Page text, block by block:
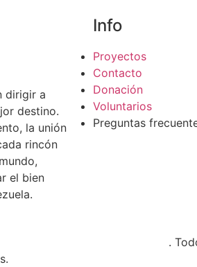
dirigir a
destino.
la unión
rincón
el bien
Info
Proyectos
Contacto
Donación
Voluntarios
Preguntas
.